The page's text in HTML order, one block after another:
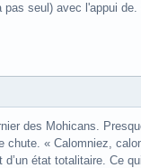
seul) avec l'appui
des Mohicans.
« Calomniez,
état totalitaire. Ce